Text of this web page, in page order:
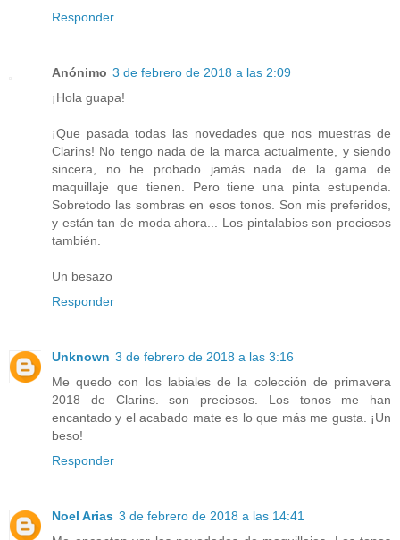
Responder
Anónimo 3 de febrero de 2018 a las 2:09
¡Hola guapa!
¡Que pasada todas las novedades que nos muestras de
Clarins! No tengo nada de la marca actualmente, y siendo
sincera, no he probado jamás nada de la gama de
maquillaje que tienen. Pero tiene una pinta estupenda.
Sobretodo las sombras en esos tonos. Son mis preferidos,
y están tan de moda ahora... Los pintalabios son preciosos
también.
Un besazo
Responder
Unknown 3 de febrero de 2018 a las 3:16
Me quedo con los labiales de la colección de primavera
2018 de Clarins. son preciosos. Los tonos me han
encantado y el acabado mate es lo que más me gusta. ¡Un
beso!
Responder
Noel Arias 3 de febrero de 2018 a las 14:41